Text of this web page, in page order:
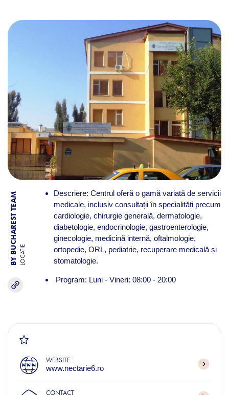
BY BUCHAREST TEAM LOCATIE
Descriere: Centrul oferă o gamă variată de servicii
medicale, inclusiv consultații în specialități precum
cardiologie, chirurgie generală, dermatologie,
diabetologie, endocrinologie, gastroenterologie,
ginecologie, medicină internă, oftalmologie,
ortopedie, ORL, pediatrie, recuperare medicală și
stomatologie.
Program: Luni - Vineri: 08:00 - 20:00
WEBSITE
www.nectarie6.ro
CONTACT